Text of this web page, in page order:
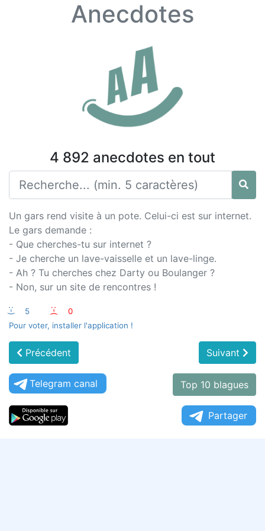
Anecdotes
4 892 anecdotes en tout
Un gars rend visite à un pote. Celui-ci est sur internet.
Le gars demande :
- Que cherches-tu sur internet ?
- Je cherche un lave-vaisselle et un lave-linge.
- Ah ? Tu cherches chez Darty ou Boulanger ?
- Non, sur un site de rencontres !
:-) 5 :-(
0
Pour voter, installer l'application !
Précédent Suivant
Telegram canal Top 10 blagues
Partager